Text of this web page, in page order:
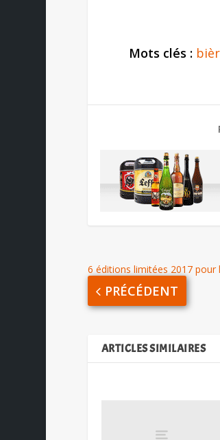
Mots clés :
6 éditions limitées 2017 pour
PRÉCÉDENT
ARTICLES SIMILAIRES